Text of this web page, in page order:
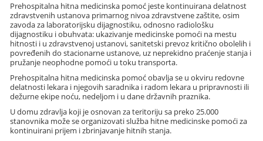
Prehospitalna hitna medicinska pomoć jeste kontinuirana delatnost
zdravstvenih ustanova primarnog nivoa zdravstvene zaštite, osim
zavoda za laboratorijsku dijagnostiku, odnosno radiološku
dijagnostiku i obuhvata: ukazivanje medicinske pomoći na mestu
hitnosti i u zdravstvenoj ustanovi, sanitetski prevoz kritično obolelih i
povređenih do stacionarne ustanove, uz neprekidno praćenje stanja i
pružanje neophodne pomoći u toku transporta.
Prehospitalna hitna medicinska pomoć obavlja se u okviru redovne
delatnosti lekara i njegovih saradnika i radom lekara u pripravnosti ili
dežurne ekipe noću, nedeljom i u dane državnih praznika.
U domu zdravlja koji je osnovan za teritoriju sa preko 25.000
stanovnika može se organizovati služba hitne medicinske pomoći za
kontinuirani prijem i zbrinjavanje hitnih stanja.